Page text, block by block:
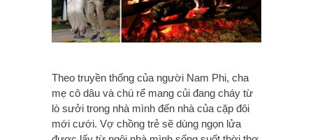
Theo truyền thống của người Nam Phi, cha
mẹ cô dâu và chú rể mang củi đang cháy từ
lò sưởi trong nhà mình đến nhà của cặp đôi
mới cưới. Vợ chồng trẻ sẽ dùng ngọn lửa